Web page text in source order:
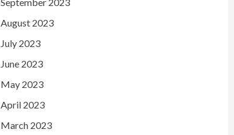
August 2023
July 2023
June 2023
May 2023
April 2023
March 2023